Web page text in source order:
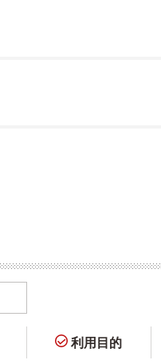
利用目的